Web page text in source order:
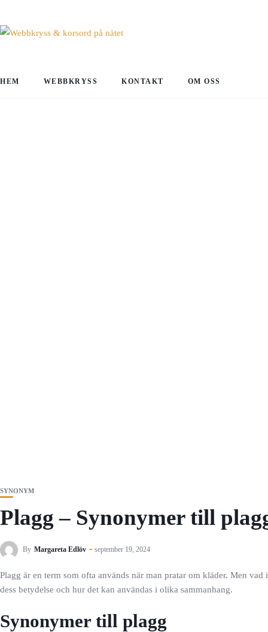
HEM WEBBKRYSS KONTAKT OM OSS
SYNONYM
Plagg – Synonymer till
By Margareta Edlöv september 19, 2024
Plagg är en term som ofta används när man pratar om kläder. Men
dess betydelse och hur det kan användas i olika sammanhang.
Synonymer till plagg